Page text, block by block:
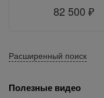
82 500₽
Расширенный поиск
Полезные видео